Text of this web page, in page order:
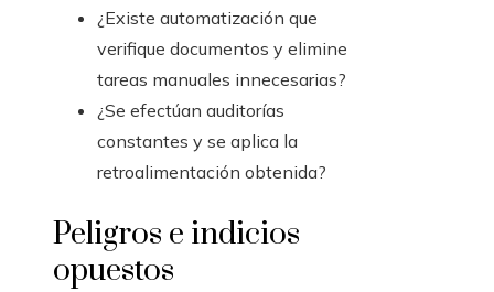
¿Existe automatización que
verifique documentos y elimine
tareas manuales innecesarias?
¿Se efectúan auditorías
constantes y se aplica la
retroalimentación obtenida?
Peligros e indicios
opuestos